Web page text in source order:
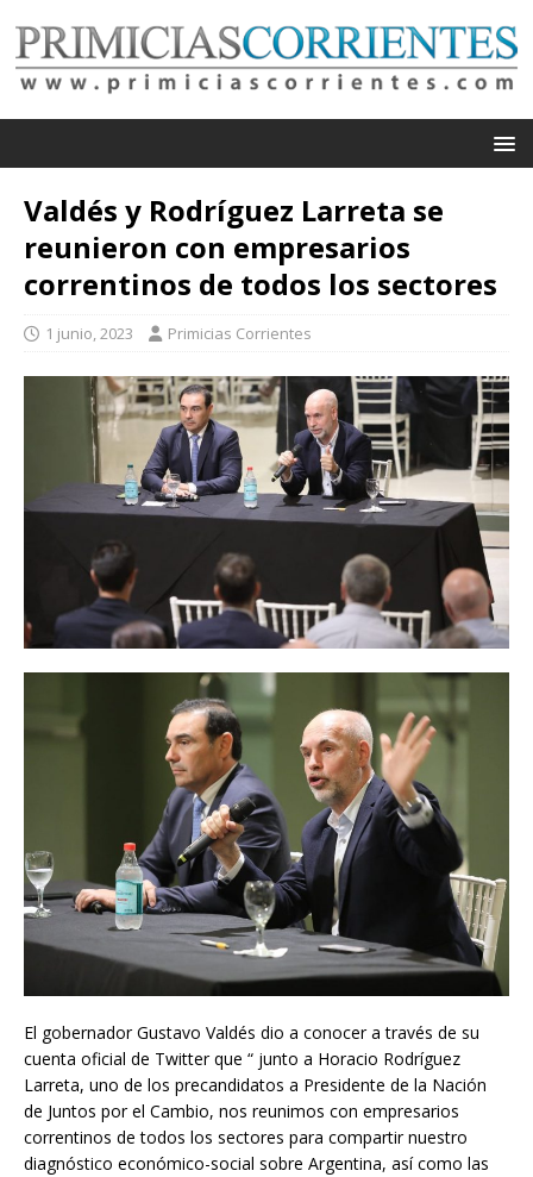
Valdés y Rodríguez Larreta se
reunieron con empresarios
correntinos de todos los sectores
1 junio, 2023 Primicias Corrientes
El gobernador Gustavo Valdés dio a conocer a través de su
cuenta oficial de Twitter que “ junto a Horacio Rodríguez
Larreta, uno de los precandidatos a Presidente de la Nación
de Juntos por el Cambio, nos reunimos con empresarios
correntinos de todos los sectores para compartir nuestro
diagnóstico económico-social sobre Argentina, así como las